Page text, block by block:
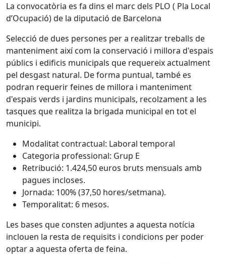
La convocatòria es fa dins el marc dels PLO ( Pla Local
d’Ocupació) de la diputació de Barcelona
Selecció de dues persones per a realitzar treballs de
manteniment així com la conservació i millora d'espais
públics i edificis municipals que requereix actualment
pel desgast natural. De forma puntual, també es
podran requerir feines de millora i manteniment
d'espais verds i jardins municipals, recolzament a les
tasques que realitza la brigada municipal en tot el
municipi.
Modalitat contractual: Laboral temporal
Categoria professional: Grup E
Retribució: 1.424,50 euros bruts mensuals amb
pagues incloses.
Jornada: 100% (37,50 hores/setmana).
Temporalitat: 6 mesos.
Les bases que consten adjuntes a aquesta notícia
inclouen la resta de requisits i condicions per poder
optar a aquesta oferta de feina.